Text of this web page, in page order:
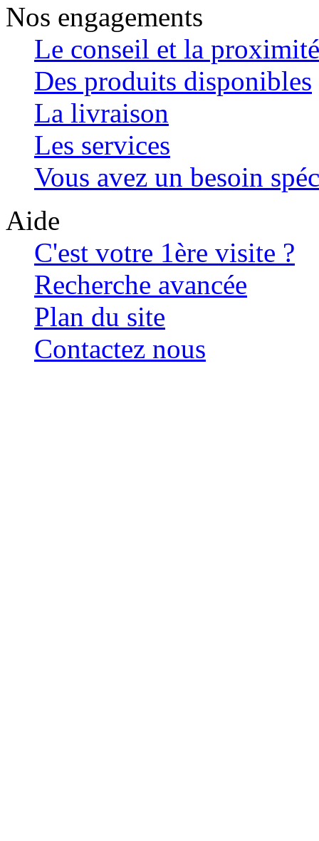
Nos engagements
Le conseil et la proximité
Des produits disponibles
La livraison
Les services
Vous avez un besoin
Aide
C'est votre 1ère visite ?
Recherche avancée
Plan du site
Contactez nous